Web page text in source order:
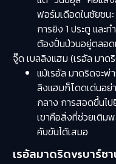
ฟอร์มเดือดในชัยชน
การยิง 1 ประตู และ
ต้องปั่นป่วนอยู่ตลอด
จู๊ด เบลลิงแฮม (เรอัล มาด
แม้เรอัล มาดริดจะพ่
ลิงแฮมก็โดดเด่นอย่
กลาง การสอดขึ้นไป
เขาคือสิ่งที่ช่วยเติม
คับขันได้เสมอ
เรอัลมาดริดvsบาร์ซ